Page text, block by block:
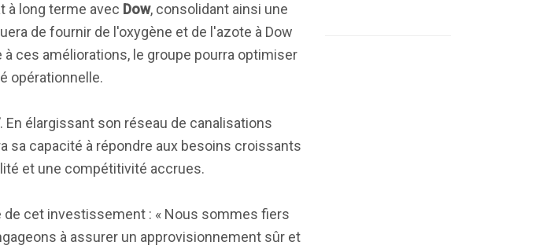
à long terme avec Dow, consolidant ainsi une
de fournir de l'oxygène et de l'azote à Dow
ces améliorations, le groupe pourra optimiser
opérationnelle.
. En élargissant son réseau de canalisations
sa capacité à répondre aux besoins croissants
et une compétitivité accrues.
de cet investissement : « Nous sommes fiers
à assurer un approvisionnement sûr et